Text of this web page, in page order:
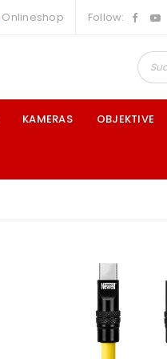
Onlineshop Follow:
KAMERAS OBJEKTIVE